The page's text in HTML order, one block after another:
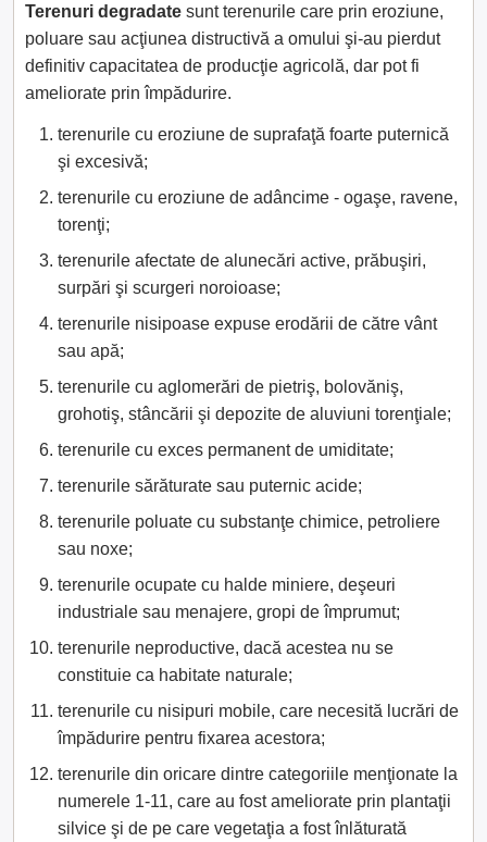
Terenuri degradate sunt terenurile care prin eroziune,
poluare sau acţiunea distructivă a omului şi-au pierdut
definitiv capacitatea de producţie agricolă, dar pot fi
ameliorate prin împădurire.
terenurile cu eroziune de suprafaţă foarte puternică
şi excesivă;
terenurile cu eroziune de adâncime - ogaşe, ravene,
torenţi;
terenurile afectate de alunecări active, prăbuşiri,
surpări şi scurgeri noroioase;
terenurile nisipoase expuse erodării de către vânt
sau apă;
terenurile cu aglomerări de pietriş, bolovăniş,
grohotiş, stâncării şi depozite de aluviuni torenţiale;
terenurile cu exces permanent de umiditate;
terenurile sărăturate sau puternic acide;
terenurile poluate cu substanţe chimice, petroliere
sau noxe;
terenurile ocupate cu halde miniere, deşeuri
industriale sau menajere, gropi de împrumut;
terenurile neproductive, dacă acestea nu se
constituie ca habitate naturale;
terenurile cu nisipuri mobile, care necesită lucrări de
împădurire pentru fixarea acestora;
terenurile din oricare dintre categoriile menţionate la
numerele 1-11, care au fost ameliorate prin plantaţii
silvice şi de pe care vegetaţia a fost înlăturată